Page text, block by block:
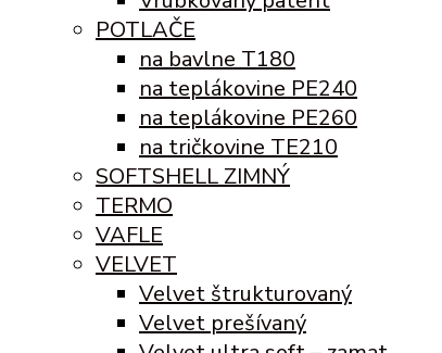
POTLAČE
na bavlne T180
na teplákovine PE240
na teplákovine PE260
na tričkovine TE210
SOFTSHELL ZIMNÝ
TERMO
VAFLE
VELVET
Velvet štrukturovaný
Velvet prešívaný